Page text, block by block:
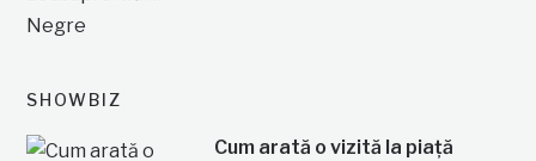
SHOWBIZ
Cum arată o vizită la piață